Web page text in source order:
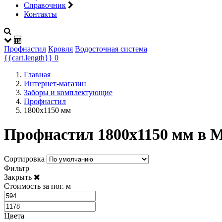
Справочник
Контакты
Профнастил Кровля Водосточная система
{{cart.length}} 0
Главная
Интернет-магазин
Заборы и комплектующие
Профнастил
1800х1150 мм
Профнастил 1800х1150 мм в
Сортировка
Фильтр
Закрыть
Стоимость за пог. м
Цвета